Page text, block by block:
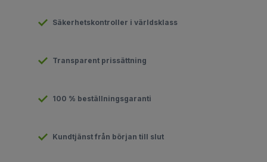
Säkerhetskontroller i världsklass
Transparent prissättning
100 % beställningsgaranti
Kundtjänst från början till slut